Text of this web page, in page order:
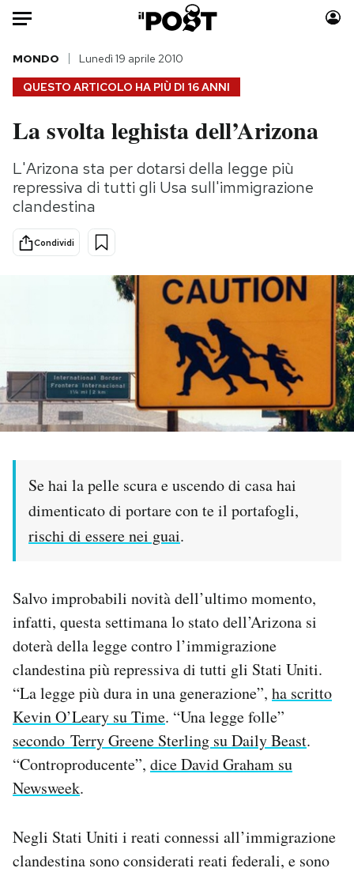
Auto
HOME
Italia
Politica
Tecnologia
Scienza
Moda
Consumismi
Storie/Idee
Altrecose
Mondiali calcio 2026
PODCAST
I MIEI PREFERITI
SHOP
CALENDARIO
AREA PERSONALE
Area Personale
Newsletter
Notifiche mobile
Regala il Post
Hai bisogno di aiuto?
QUESTO ARTICOLO HA PIÙ DI 16 ANNI
MONDO Lunedì 19 aprile 2010
La svolta leghista dell’Arizona
L'Arizona sta per dotarsi della legge più
repressiva di tutti gli Usa sull'immigrazione
clandestina
Condividi
Se hai la pelle scura e uscendo di casa hai
dimenticato di portare con te il portafogli,
rischi di essere nei guai.
Salvo improbabili novità dell’ultimo momento,
infatti, questa settimana lo stato dell’Arizona si
doterà della legge contro l’immigrazione
clandestina più repressiva di tutti gli Stati Uniti.
“La legge più dura in una generazione”, ha scritto
Kevin O’Leary su Time. “Una legge folle”
secondo Terry Greene Sterling su Daily Beast.
“Controproducente”, dice David Graham su
Newsweek.
Negli Stati Uniti i reati connessi all’immigrazione
clandestina sono considerati reati federali, e sono